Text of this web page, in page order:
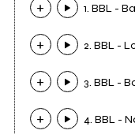
1. BBL -
2. BBL -
3. BBL -
4. BBL -